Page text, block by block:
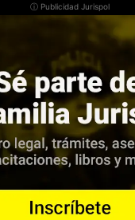
ⓘ Publicidad Jurispol